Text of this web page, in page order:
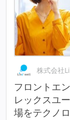
株式会社
フロントエ
レックスユ
場をテクノ